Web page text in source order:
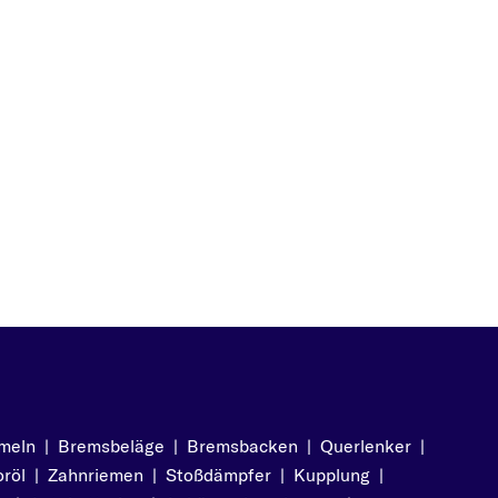
| Bremsbeläge | Bremsbacken | Querlenker |
| Zahnriemen | Stoßdämpfer | Kupplung |